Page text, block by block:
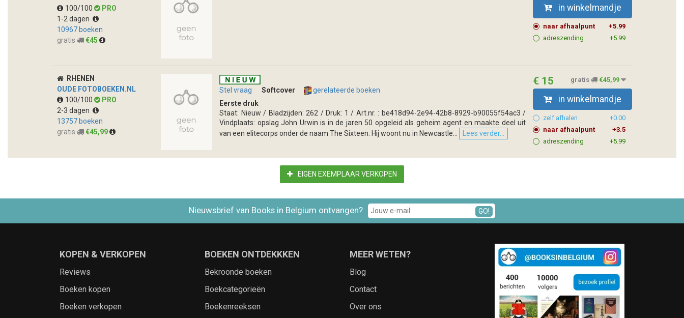
100/100
PRO
1-2 dagen
10967 boeken
gratis
€45
in winkelmandje
naar afhaalpunt
+5.99
adreszending
+5.99
RHENEN
OUDE FOTOBOEKEN.NL
100/100
PRO
2-3 dagen
13757 boeken
gratis
€45,99
Stel vraag Softcover
gerelateerde boeken
Eerste druk
Staat: Nieuw / Bladzijden: 262 / Druk: 1 / Art.nr. : be418d94-2e94-42b8-8929-b90055f54ac3 /
Vindplaats: opslag John Urwin is in de jaren 50 opgeleid als geheim agent en maakte deel uit
van een elitecorps onder de naam The Sixteen. Hij woont nu in Newcastle...
Lees verder...
€ 15 gratis €45,99
in winkelmandje
zelf afhalen
+0.00
naar afhaalpunt
+3.5
adreszending
+5.99
EIGEN EXEMPLAAR VERKOPEN
Nieuwsbrief van Books in Belgium ontvangen? GO!
KOPEN & VERKOPEN
Reviews
Boeken kopen
Boeken verkopen
BOEKEN ONTDEKKKEN
Bekroonde boeken
Boekcategorieën
Boekenreeksen
MEER WETEN?
Blog
Contact
Over ons